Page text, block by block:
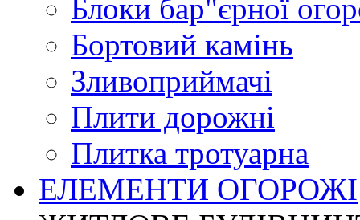
Блоки бар"єрної
Бортовий камінь
Зливоприймачі
Плити дорожні
Плитка тротуарна
ЕЛЕМЕНТИ ОГОРОЖІ